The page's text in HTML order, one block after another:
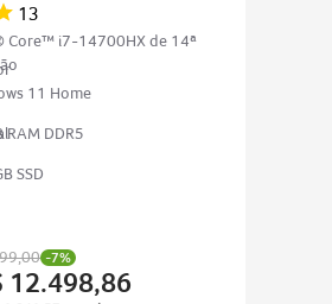
13
Core™ i7-14700HX de 14ª
11 Home
RAM DDR5
SSD
,00 -7%
12.498,86